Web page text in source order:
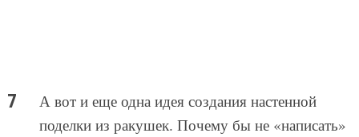
А вот и еще одна идея создания настенной
поделки из ракушек. Почему бы не «написать»